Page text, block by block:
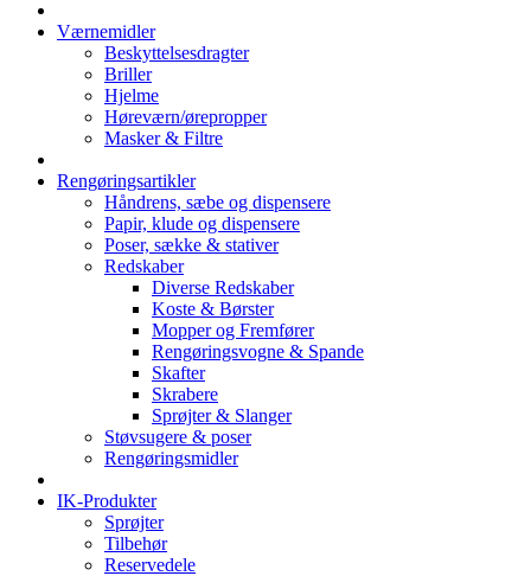
Værnemidler
Beskyttelsesdragter
Briller
Hjelme
Høreværn/ørepropper
Masker & Filtre
Rengøringsartikler
Håndrens, sæbe og dispensere
Papir, klude og dispensere
Poser, sække & stativer
Redskaber
Diverse Redskaber
Koste & Børster
Mopper og Fremfører
Rengøringsvogne & Spande
Skafter
Skrabere
Sprøjter & Slanger
Støvsugere & poser
Rengøringsmidler
IK-Produkter
Sprøjter
Tilbehør
Reservedele